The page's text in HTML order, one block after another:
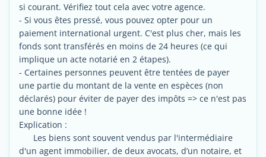
si courant. Vérifiez tout cela avec votre agence.
- Si vous êtes pressé, vous pouvez opter pour un
paiement international urgent. C'est plus cher, mais les
fonds sont transférés en moins de 24 heures (ce qui
implique un acte notarié en 2 étapes).
- Certaines personnes peuvent être tentées de payer
une partie du montant de la vente en espèces (non
déclarés) pour éviter de payer des impôts => ce n'est pas
une bonne idée !
Explication :
Les biens sont souvent vendus par l'intermédiaire
d'un agent immobilier, de deux avocats, d’un notaire, et